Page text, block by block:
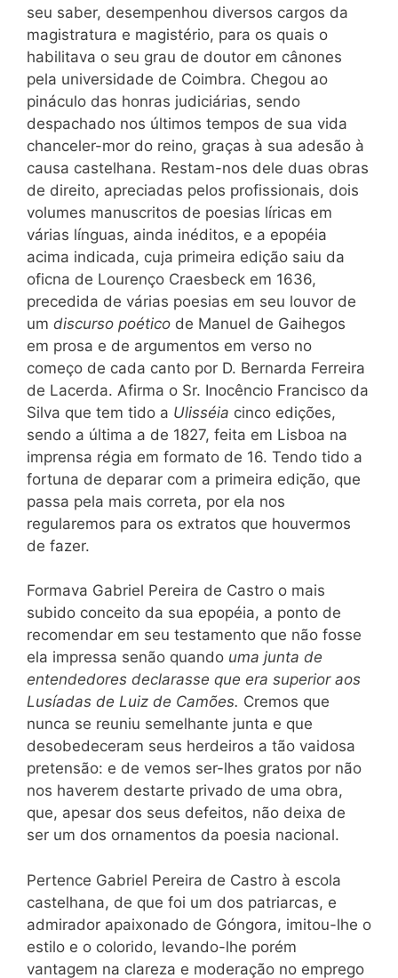
seu saber, desempenhou diversos cargos da
magistratura e magistério, para os quais o
habilitava o seu grau de doutor em cânones
pela universidade de Coimbra. Chegou ao
pináculo das honras judiciárias, sendo
despachado nos últimos tempos de sua vida
chanceler-mor do reino, graças à sua adesão à
causa castelhana. Restam-nos dele duas obras
de direito, apreciadas pelos profissionais, dois
volumes manuscritos de poesias líricas em
várias línguas, ainda inéditos, e a epopéia
acima indicada, cuja primeira edição saiu da
oficna de Lourenço Craesbeck em 1636,
precedida de várias poesias em seu louvor de
um discurso poético de Manuel de Gaihegos
em prosa e de argumentos em verso no
começo de cada canto por D. Bernarda Ferreira
de Lacerda. Afirma o Sr. Inocêncio Francisco da
Silva que tem tido a Ulisséia cinco edições,
sendo a última a de 1827, feita em Lisboa na
imprensa régia em formato de 16. Tendo tido a
fortuna de deparar com a primeira edição, que
passa pela mais correta, por ela nos
regularemos para os extratos que houvermos
de fazer.
Formava Gabriel Pereira de Castro o mais
subido conceito da sua epopéia, a ponto de
recomendar em seu testamento que não fosse
ela impressa senão quando uma junta de
entendedores declarasse que era superior aos
Lusíadas de Luiz de Camões. Cremos que
nunca se reuniu semelhante junta e que
desobedeceram seus herdeiros a tão vaidosa
pretensão: e de vemos ser-lhes gratos por não
nos haverem destarte privado de uma obra,
que, apesar dos seus defeitos, não deixa de
ser um dos ornamentos da poesia nacional.
Pertence Gabriel Pereira de Castro à escola
castelhana, de que foi um dos patriarcas, e
admirador apaixonado de Góngora, imitou-lhe o
estilo e o colorido, levando-lhe porém
vantagem na clareza e moderação no emprego